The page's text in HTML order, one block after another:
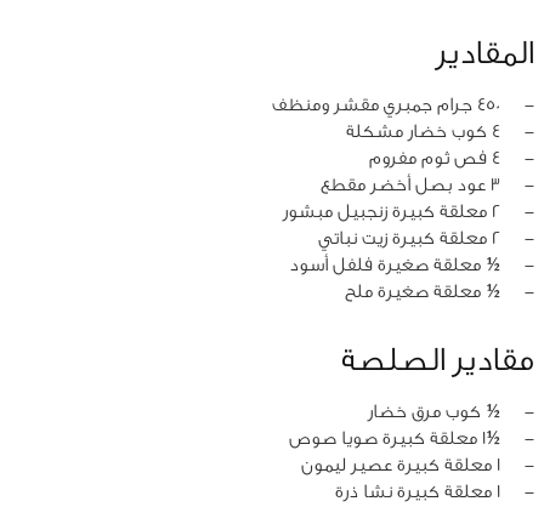
المقادير
‏-
450 جرام جمبري مقشر ومنظف
‏-
4 كوب خضار مشكلة
‏-
4 فص ثوم مفروم
‏-
3 عود بصل أخضر مقطع
‏-
2 معلقة كبيرة زنجبيل مبشور
‏-
2 معلقة كبيرة زيت نباتي
‏-
½ معلقة صغيرة فلفل أسود
‏-
½ معلقة صغيرة ملح
مقادير الصلصة
‏-
½ كوب مرق خضار
‏-
½1 معلقة كبيرة صويا صوص
‏-
1 معلقة كبيرة عصير ليمون
‏-
1 معلقة كبيرة نشا ذرة